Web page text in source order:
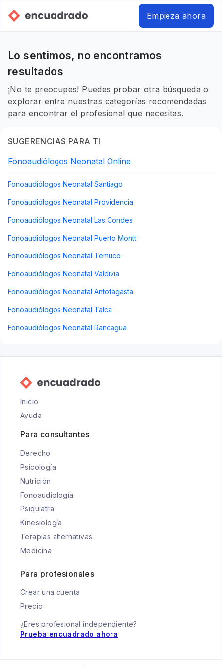
Empieza ahora
Lo sentimos, no encontramos
resultados
¡No te preocupes! Puedes probar otra búsqueda o
explorar entre nuestras categorías recomendadas
para encontrar el profesional que necesitas.
SUGERENCIAS PARA TI
Fonoaudiólogos Neonatal Online
Fonoaudiólogos Neonatal Santiago
Fonoaudiólogos Neonatal Providencia
Fonoaudiólogos Neonatal Las Condes
Fonoaudiólogos Neonatal Puerto Montt
Fonoaudiólogos Neonatal Temuco
Fonoaudiólogos Neonatal Valdivia
Fonoaudiólogos Neonatal Antofagasta
Fonoaudiólogos Neonatal Talca
Fonoaudiólogos Neonatal Rancagua
Inicio
Ayuda
Para consultantes
Derecho
Psicología
Nutrición
Fonoaudiología
Psiquiatra
Kinesiología
Terapias alternativas
Medicina
Para profesionales
Crear una cuenta
Precio
¿Eres profesional independiente?
Prueba encuadrado ahora